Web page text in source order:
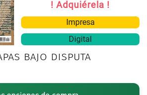
! Adquiérela !
Impresa
Digital
bajo disputa